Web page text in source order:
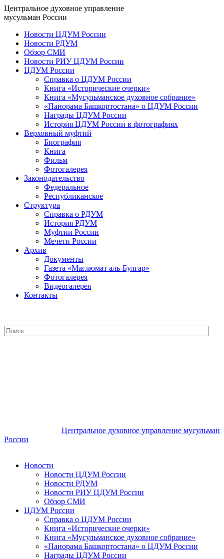
Центральное духовное управление
мусульман России
Новости ЦДУМ России
Новости РДУМ
Обзор СМИ
Новости РИУ ЦДУМ России
ЦДУМ России
Справка о ЦДУМ России
Книга «Исторические очерки»
Книга «Мусульманское духовное собрание»
«Панорама Башкортостана» о ЦДУМ России
Награды ЦДУМ России
История ЦДУМ России в фотографиях
Верховный муфтий
Биография
Книга
Фильм
Фотогалерея
Законодательство
Федеральное
Республиканское
Структура
Справка о РДУМ
История РДУМ
Муфтии России
Мечети России
Архив
Документы
Газета «Маглюмат аль-Булгар»
Фотогалерея
Видеогалерея
Контакты
Центральное духовное управление мусульман
России
Новости
Новости ЦДУМ России
Новости РДУМ
Новости РИУ ЦДУМ России
Обзор СМИ
ЦДУМ России
Справка о ЦДУМ России
Книга «Исторические очерки»
Книга «Мусульманское духовное собрание»
«Панорама Башкортостана» о ЦДУМ России
Награды ЦДУМ России